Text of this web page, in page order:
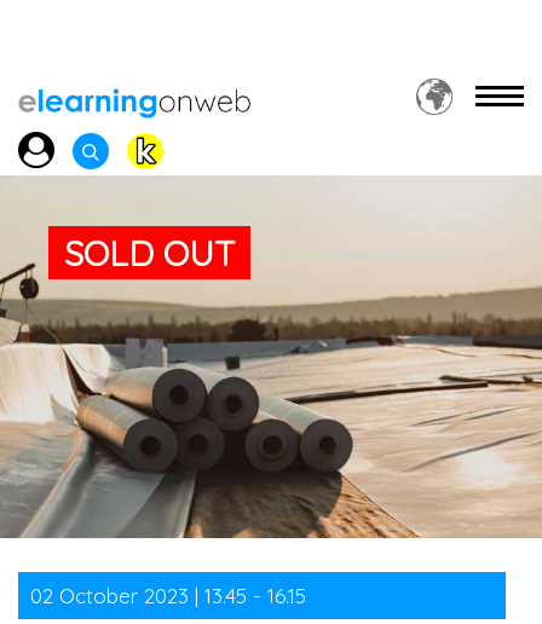
SOLD OUT
02 October 2023 | 13.45 - 16.15